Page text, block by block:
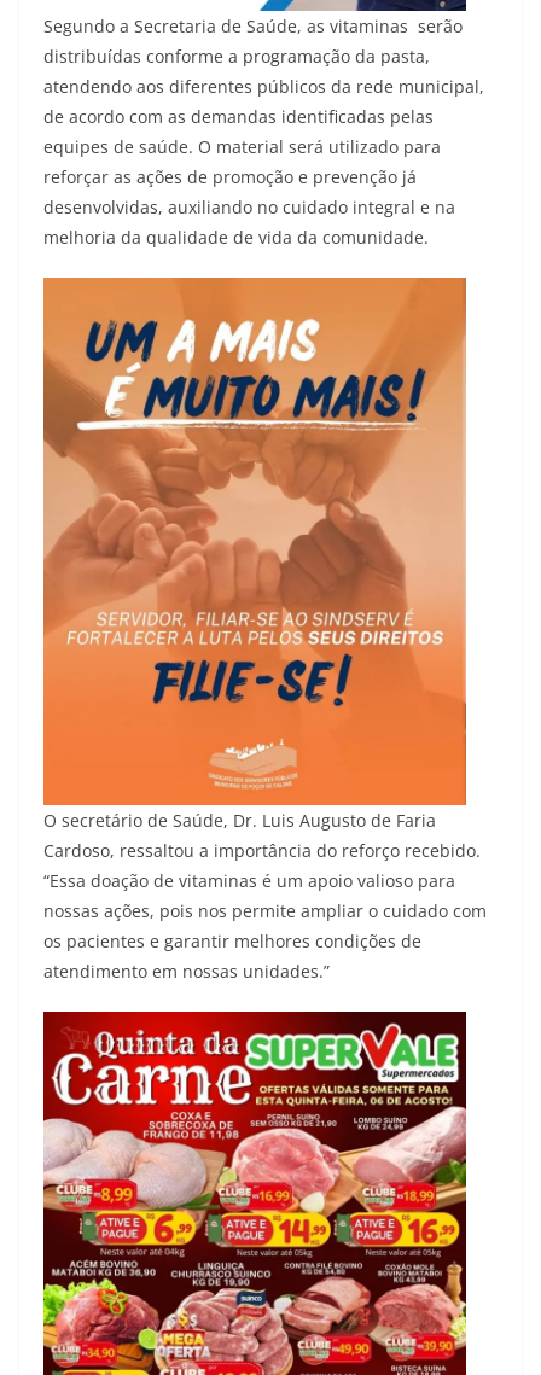
Segundo a Secretaria de Saúde, as vitaminas serão
distribuídas conforme a programação da pasta,
atendendo aos diferentes públicos da rede municipal,
de acordo com as demandas identificadas pelas
equipes de saúde. O material será utilizado para
reforçar as ações de promoção e prevenção já
desenvolvidas, auxiliando no cuidado integral e na
melhoria da qualidade de vida da comunidade.
O secretário de Saúde, Dr. Luis Augusto de Faria
Cardoso, ressaltou a importância do reforço recebido.
“Essa doação de vitaminas é um apoio valioso para
nossas ações, pois nos permite ampliar o cuidado com
os pacientes e garantir melhores condições de
atendimento em nossas unidades.”